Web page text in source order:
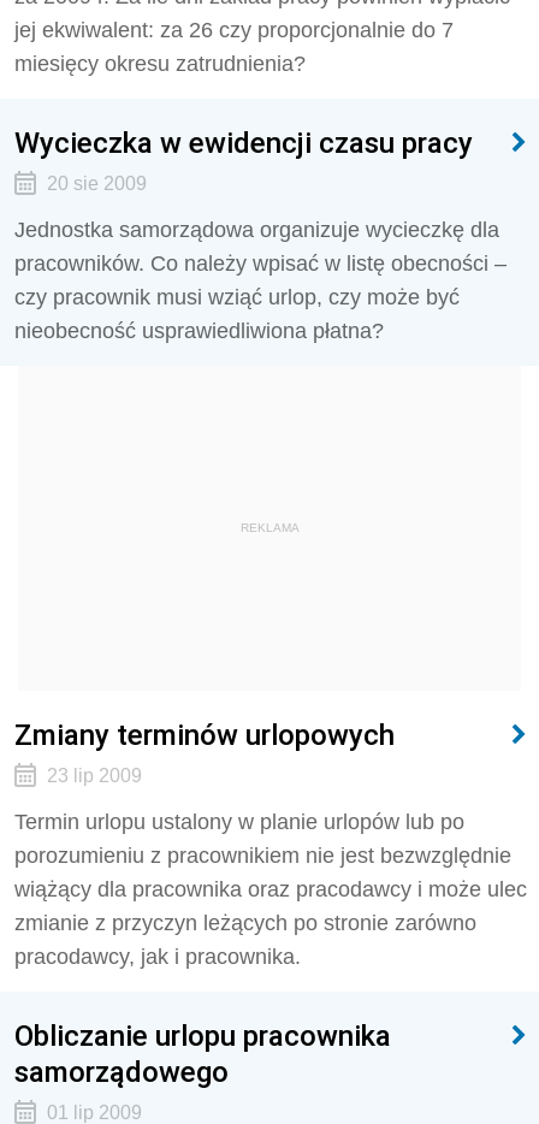
jej ekwiwalent: za 26 czy proporcjonalnie do 7
miesięcy okresu zatrudnienia?
Wycieczka w ewidencji czasu pracy
20 sie 2009
Jednostka samorządowa organizuje wycieczkę dla
pracowników. Co należy wpisać w listę obecności –
czy pracownik musi wziąć urlop, czy może być
nieobecność usprawiedliwiona płatna?
REKLAMA
Zmiany terminów urlopowych
23 lip 2009
Termin urlopu ustalony w planie urlopów lub po
porozumieniu z pracownikiem nie jest bezwzględnie
wiążący dla pracownika oraz pracodawcy i może ulec
zmianie z przyczyn leżących po stronie zarówno
pracodawcy, jak i pracownika.
Obliczanie urlopu pracownika
samorządowego
01 lip 2009